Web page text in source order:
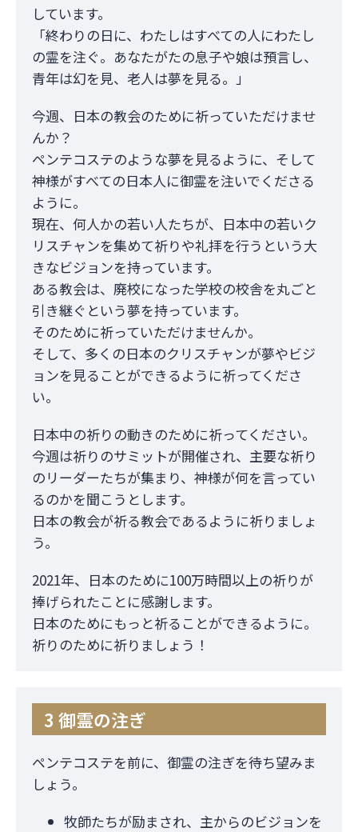
しています。
「終わりの日に、わたしはすべての人にわたし
の霊を注ぐ。あなたがたの息子や娘は預言し、
青年は幻を見、老人は夢を見る。」
今週、日本の教会のために祈っていただけませ
んか？
ペンテコステのような夢を見るように、そして
神様がすべての日本人に御霊を注いでくださる
ように。
現在、何人かの若い人たちが、日本中の若いク
リスチャンを集めて祈りや礼拝を行うという大
きなビジョンを持っています。
ある教会は、廃校になった学校の校舎を丸ごと
引き継ぐという夢を持っています。
そのために祈っていただけませんか。
そして、多くの日本のクリスチャンが夢やビジ
ョンを見ることができるように祈ってくださ
い。
日本中の祈りの動きのために祈ってください。
今週は祈りのサミットが開催され、主要な祈り
のリーダーたちが集まり、神様が何を言ってい
るのかを聞こうとします。
日本の教会が祈る教会であるように祈りましょ
う。
2021年、日本のために100万時間以上の祈りが
捧げられたことに感謝します。
日本のためにもっと祈ることができるように。
祈りのために祈りましょう！
3 御霊の注ぎ
ペンテコステを前に、御霊の注ぎを待ち望みま
しょう。
牧師たちが励まされ、主からのビジョンを